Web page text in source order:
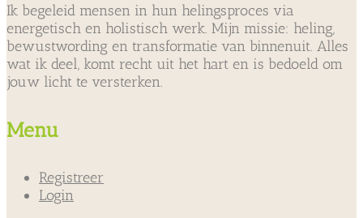
Ik begeleid mensen in hun helingsproces via
energetisch en holistisch werk. Mijn missie: heling,
bewustwording en transformatie van binnenuit. Alles
wat ik deel, komt recht uit het hart en is bedoeld om
jouw licht te versterken.
Menu
Registreer
Login